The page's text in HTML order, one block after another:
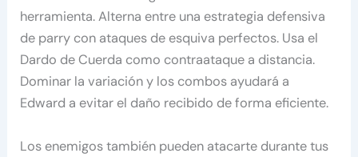
herramienta. Alterna entre una estrategia defensiva
de parry con ataques de esquiva perfectos. Usa el
Dardo de Cuerda como contraataque a distancia.
Dominar la variación y los combos ayudará a
Edward a evitar el daño recibido de forma eficiente.
Los enemigos también pueden atacarte durante tus